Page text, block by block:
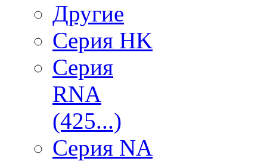
Другие
Серия HK
Серия
RNA
(425...)
Серия NA